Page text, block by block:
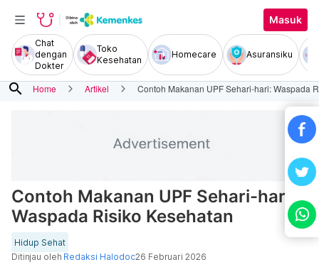
Masuk
Chat
dengan
Dokter
Toko
Kesehatan
Homecare Asuransiku
search Home Artikel Contoh Makanan UPF Sehari-hari: Waspada
Contoh Makanan UPF Sehari-hari:
Waspada Risiko Kesehatan
Hidup Sehat
Ditinjau oleh Redaksi Halodoc26 Februari 2026